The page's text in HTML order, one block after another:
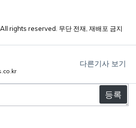
rights reserved. 무단 전재, 재배포 금지
다른기사 보기